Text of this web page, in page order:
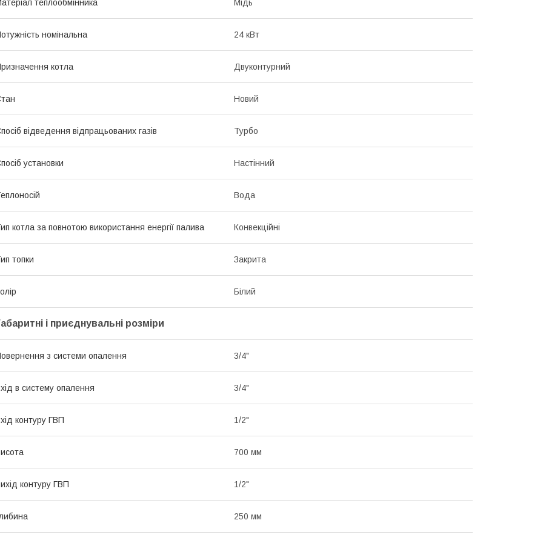
теплообмінника Мідь
номінальна 24 кВт
котла Двуконтурний
Новий
відведення відпрацьованих газів Турбо
установки Настінний
Вода
котла за повнотою використання енергії палива Конвекційні
топки Закрита
Білий
і приєднувальні розміри
з системи опалення 3/4"
в систему опалення 3/4"
контуру ГВП 1/2"
700 мм
контуру ГВП 1/2"
250 мм